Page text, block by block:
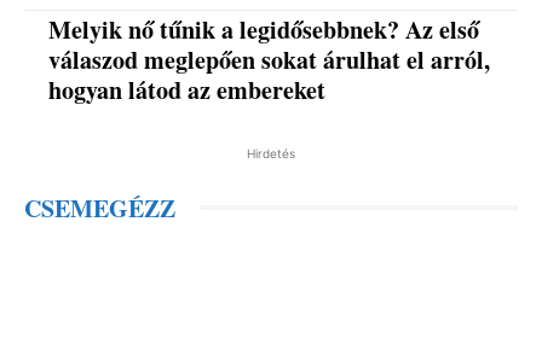
Melyik nő tűnik a legidősebbnek? Az első
válaszod meglepően sokat árulhat el arról,
hogyan látod az embereket
Hirdetés
CSEMEGÉZZ